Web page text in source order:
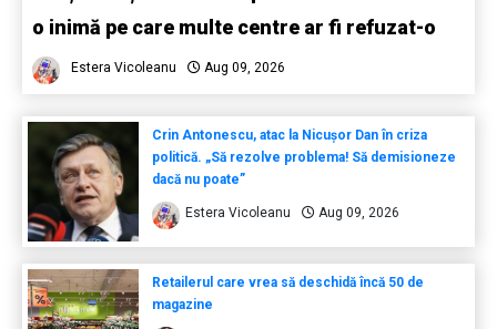
o inimă pe care multe centre ar fi refuzat-o
Estera Vicoleanu Aug 09, 2026
Crin Antonescu, atac la Nicușor Dan în criza
politică. „Să rezolve problema! Să demisioneze
dacă nu poate”
Estera Vicoleanu Aug 09, 2026
Retailerul care vrea să deschidă încă 50 de
magazine